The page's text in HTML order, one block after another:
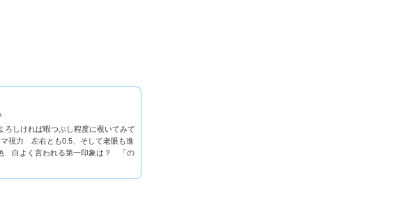
ろしければ暇つぶし程度に覗いてみて
視力 左右とも0.5、そして老眼も進
白よく言われる第一印象は？ 「の